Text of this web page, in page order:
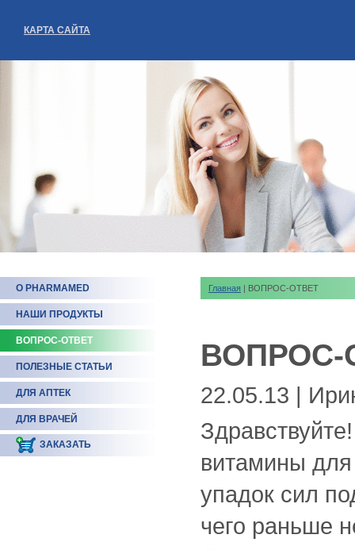
КАРТА САЙТА
О PHARMAMED
НАШИ ПРОДУКТЫ
ВОПРОС-ОТВЕТ
ПОЛЕЗНЫЕ СТАТЬИ
ДЛЯ АПТЕК
ДЛЯ ВРАЧЕЙ
ЗАКАЗАТЬ
Главная | ВОПРОС-ОТВЕТ
ВОПРОС-
22.05.13 |
витамины
упадок сил
чего раньше